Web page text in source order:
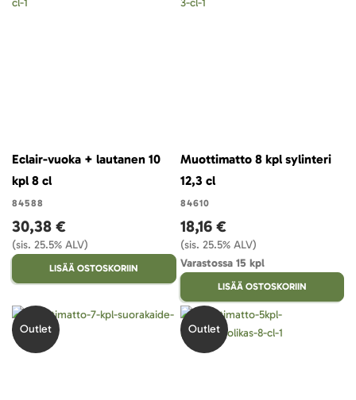
Eclair-vuoka + lautanen 10
kpl 8 cl
84588
30,38 €
(sis. 25.5% ALV)
LISÄÄ OSTOSKORIIN
Muottimatto 8 kpl sylinteri
12,3 cl
84610
18,16 €
(sis. 25.5% ALV)
Varastossa 15 kpl
LISÄÄ OSTOSKORIIN
Outlet Outlet